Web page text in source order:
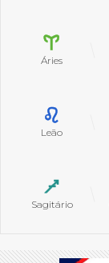
Áries
Leão
Sagitário